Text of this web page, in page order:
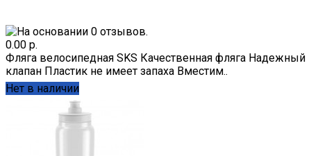
0.00 р.
Фляга велосипедная SKS Качественная фляга Надежный
клапан Пластик не имеет запаха Вместим..
Нет в наличии